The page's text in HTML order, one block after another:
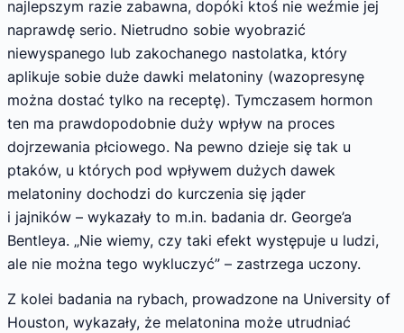
najlepszym razie zabawna, dopóki ktoś nie weźmie jej
naprawdę serio. Nietrudno sobie wyobrazić
niewyspanego lub zakochanego nastolatka, który
aplikuje sobie duże dawki melatoniny (wazopresynę
można dostać tylko na receptę). Tymczasem hormon
ten ma prawdopodobnie duży wpływ na proces
dojrzewania płciowego. Na pewno dzieje się tak u
ptaków, u których pod wpływem dużych dawek
melatoniny dochodzi do kurczenia się jąder
i jajników – wykazały to m.in. badania dr. George’a
Bentleya. „Nie wiemy, czy taki efekt występuje u ludzi,
ale nie można tego wykluczyć” – zastrzega uczony.
Z kolei badania na rybach, prowadzone na University of
Houston, wykazały, że melatonina może utrudniać